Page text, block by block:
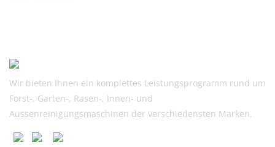
Wir bieten Ihnen ein komplettes Leistungsprogramm rund um
Forst-, Garten-, Rasen-, Innen- und
Aussenreinigungsmaschinen der verschiedensten Marken.